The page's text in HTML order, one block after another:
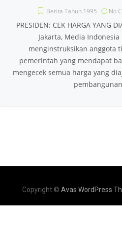
Berita Tahun 1995 No
PRESIDEN: CEK HARGA YANG
Jakarta, Media
menginstruksikan anggota
pemerintah yang mendapat
mengecek semua harga yang
Copyright © Avas WordPress